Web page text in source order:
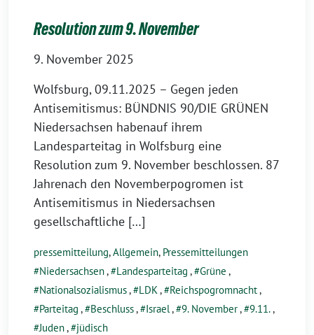
Resolution zum 9. November
9. November 2025
Wolfsburg, 09.11.2025 – Gegen jeden
Antisemitismus: BÜNDNIS 90/DIE GRÜNEN
Niedersachsen habenauf ihrem
Landesparteitag in Wolfsburg eine
Resolution zum 9. November beschlossen. 87
Jahrenach den Novemberpogromen ist
Antisemitismus in Niedersachsen
gesellschaftliche […]
pressemitteilung,Allgemein, Pressemitteilungen
Niedersachsen, Landesparteitag , Grüne ,
Nationalsozialismus, LDK , Reichspogromnacht,
Parteitag , Beschluss, Israel , 9. November, 9.11.,
Juden, jüdisch